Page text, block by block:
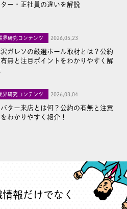
ター・正社員の違いを解説
界研究コンテンツ 2026,05,23
ガレソの厳選ホール取材とは？公約
有無と注目ポイントをわかりやすく解
界研究コンテンツ 2026,03,04
バター来店とは何？公約の有無と注意
をわかりやすく紹介！
報だけでなく